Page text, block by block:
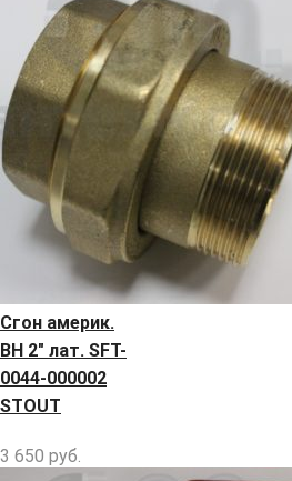
Сгон америк.
ВН 2" лат. SFT-
0044-000002
STOUT
3 650 руб.